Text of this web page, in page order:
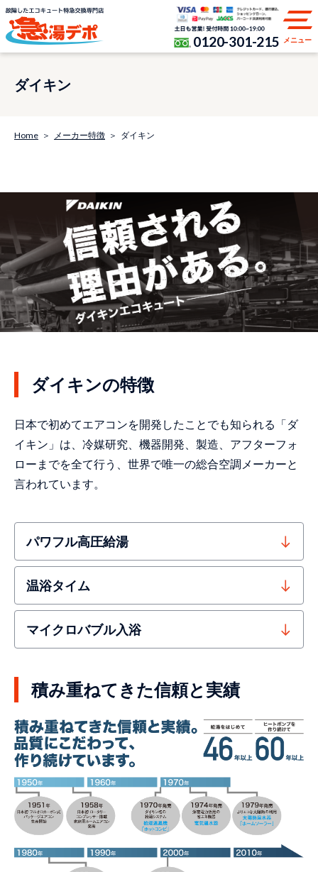
0120-301-215 メニュー
ダイキン
Home メーカー特徴 ダイキン
ダイキンの特徴
日本で初めてエアコンを開発したことでも知られる「ダ
イキン」は、冷媒研究、機器開発、製造、アフターフォ
ローまでを全て行う、世界で唯一の総合空調メーカーと
言われています。
パワフル高圧給湯
温浴タイム
マイクロバブル入浴
積み重ねてきた信頼と実績